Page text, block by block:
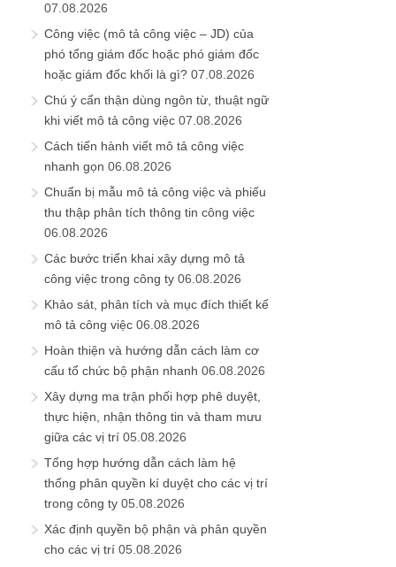
07.08.2026
Công việc (mô tả công việc – JD) của
phó tổng giám đốc hoặc phó giám đốc
hoặc giám đốc khối là gì? 07.08.2026
Chú ý cẩn thận dùng ngôn từ, thuật ngữ
khi viết mô tả công việc 07.08.2026
Cách tiến hành viết mô tả công việc
nhanh gọn 06.08.2026
Chuẩn bị mẫu mô tả công việc và phiếu
thu thập phân tích thông tin công việc
06.08.2026
Các bước triển khai xây dựng mô tả
công việc trong công ty 06.08.2026
Khảo sát, phân tích và mục đích thiết kế
mô tả công việc 06.08.2026
Hoàn thiện và hướng dẫn cách làm cơ
cấu tổ chức bộ phận nhanh 06.08.2026
Xây dựng ma trận phối hợp phê duyệt,
thực hiện, nhận thông tin và tham mưu
giữa các vị trí 05.08.2026
Tổng hợp hướng dẫn cách làm hệ
thống phân quyền kí duyệt cho các vị trí
trong công ty 05.08.2026
Xác định quyền bộ phận và phân quyền
cho các vị trí 05.08.2026